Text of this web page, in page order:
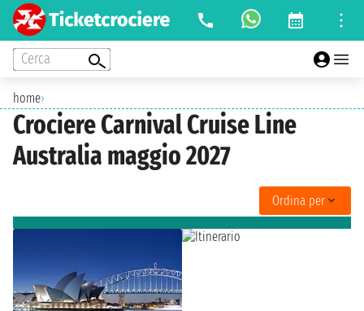
Cerca
home›
Crociere Carnival Cruise Line
Australia maggio 2027
Ordina per